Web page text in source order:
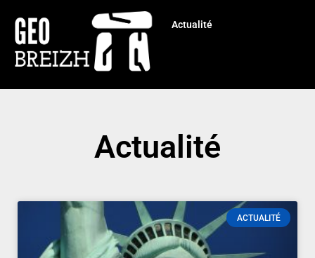
Actualité
Actualité
ACTUALITÉ